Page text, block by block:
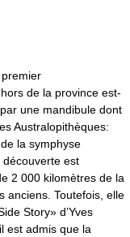
de la province est-
une mandibule dont
Australopithèques:
la symphyse
est
2 000 kilomètres de la
anciens. Toutefois, elle
Story» d’Yves
est admis que la